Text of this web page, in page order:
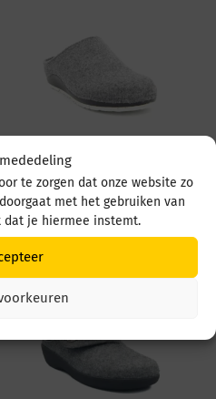
te zorgen dat onze website zo
met het gebruiken van
dat je hiermee instemt.
Berkemann Blanche
rcycl 01375 695
sterlinggrau